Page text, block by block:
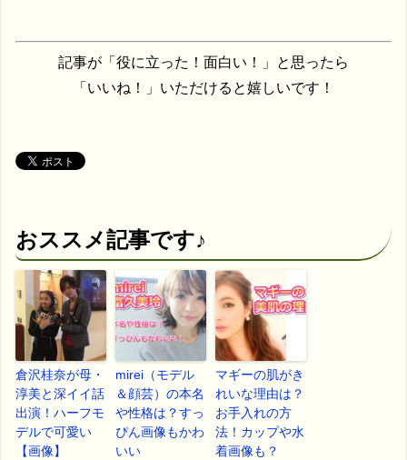
記事が「役に立った！面白い！」と思ったら
「いいね！」いただけると嬉しいです！
おススメ記事です♪
倉沢桂奈が母・
淳美と深イイ話
出演！ハーフモ
デルで可愛い
【画像】
mirei（モデル
＆顔芸）の本名
や性格は？すっ
ぴん画像もかわ
いい
マギーの肌がき
れいな理由は？
お手入れの方
法！カップや水
着画像も？